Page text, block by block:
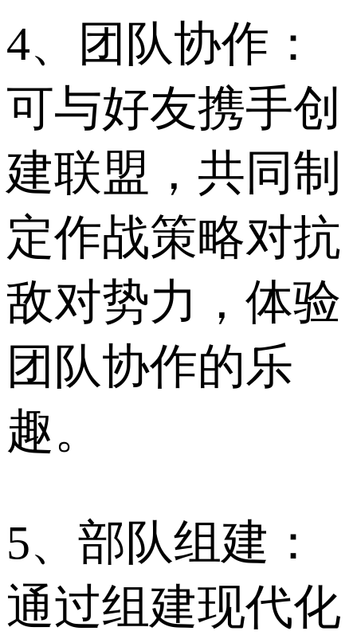
4、团队协作：
可与好友携手创
建联盟，共同制
定作战策略对抗
敌对势力，体验
团队协作的乐
趣。
5、部队组建：
通过组建现代化